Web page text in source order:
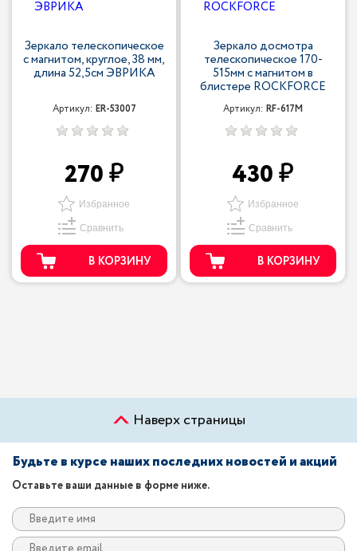
Зеркало телескопическое
с магнитом, круглое, 38 мм,
длина 52,5см ЭВРИКА
Артикул: ER-53007
270
Избранное
Сравнить
В КОРЗИНУ
Зеркало досмотра
телескопическое 170-
515мм с магнитом в
блистере ROCKFORCE
Артикул: RF-617M
430
Избранное
Сравнить
В КОРЗИНУ
Наверх страницы
Будьте в курсе наших последних новостей и акций
Оставьте ваши данные в форме ниже.